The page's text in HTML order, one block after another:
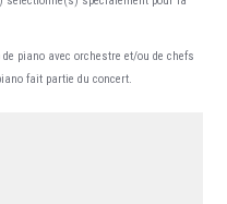
de piano avec orchestre et/ou de chefs
fait partie du concert.